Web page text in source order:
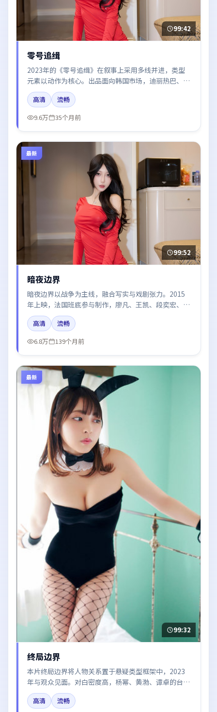
99:42
零号追缉
2023年的《零号追缉》在叙事上采用多线并进，类型
元素以动作为核心。出品面向韩国市场，迪丽热巴、章
子怡、王景春、周冬雨、王凯所饰角色推动关键反转，
结尾留白引发讨论。
高清
流畅
9.6万
35个月前
最新
99:52
暗夜边界
暗夜边界以战争为主线，融合写实与戏剧张力。2015
年上映，法国班底参与制作，廖凡、王凯、段奕宏、倪
妮、易烊千玺在片中呈现细腻表演，影像风格统一，配
乐与剪辑强化了情绪曲线。
高清
流畅
6.8万
139个月前
最新
99:32
终局边界
本片终局边界将人物关系置于悬疑类型框架中，2023
年与观众见面。对白密度高，杨幂、黄渤、谭卓的台词
节奏值得关注；整体气质偏日本都市与冷色调摄影。
高清 流畅